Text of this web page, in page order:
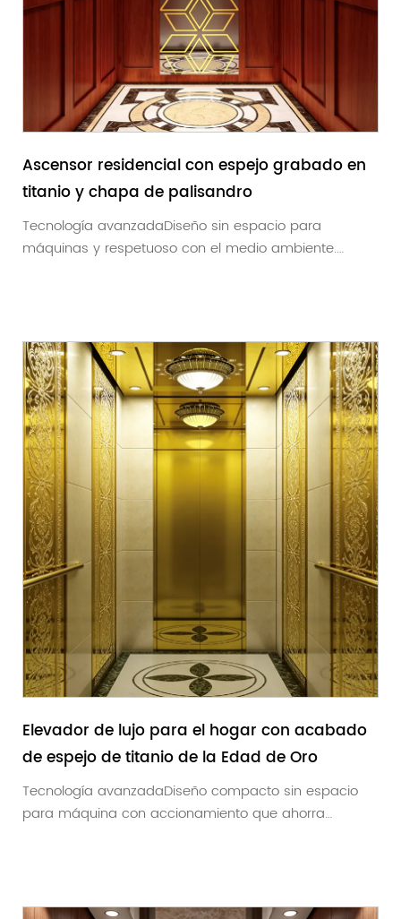
Ascensor residencial con espejo grabado en
titanio y chapa de palisandro
Tecnología avanzadaDiseño sin espacio para
máquinas y respetuoso con el medio ambiente.
Elevador de lujo para el hogar con acabado
de espejo de titanio de la Edad de Oro
Tecnología avanzadaDiseño compacto sin espacio
para máquina con accionamiento que ahorra